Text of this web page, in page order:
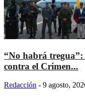
“No habrá
contra el Crimen...
Redacción - 9 agosto,